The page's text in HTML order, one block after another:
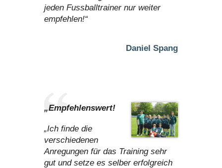
jeden Fussballtrainer nur weiter
empfehlen!“
Daniel Spang
„Empfehlenswert!
„Ich finde die
verschiedenen
Anregungen für das Training sehr
gut und setze es selber erfolgreich